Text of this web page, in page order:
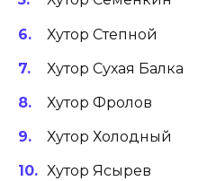
Хутор Степной
Хутор Сухая Балка
Хутор Фролов
Хутор Холодный
Хутор Ясырев